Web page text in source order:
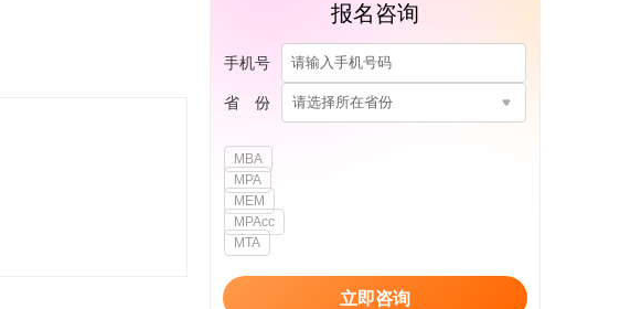
报名咨询
手机号
省 份 请选择所在省份
MBA
MPA
MEM
MPAcc
MTA
立即咨询